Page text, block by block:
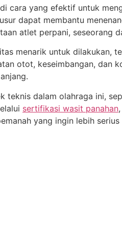
cara yang efektif untuk
dapat membantu
atlet perpani, seseorang
menarik untuk
otot, keseimbangan, dan
teknis dalam olahraga ini,
sertifikasi wasit panahan
yang ingin lebih